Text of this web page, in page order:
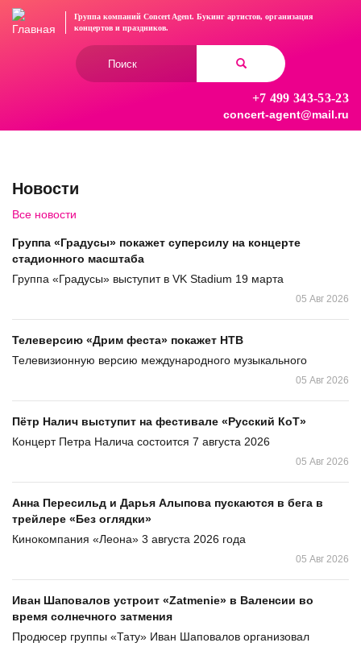
Перейти
Группа компаний Concert Agent. Букинг артистов, организация
концертови праздников.
+7 499 343-53-23
concert-agent@mail.ru
Новости
Все новости
Группа «Градусы» покажет суперсилу на концерте
стадионного масштаба
Группа «Градусы» выступит в VK Stadium 19 марта
05 Авг 2026
Телеверсию «Дрим феста» покажет НТВ
Телевизионную версию международного музыкального
05 Авг 2026
Пётр Налич выступит на фестивале «Русский КоТ»
Концерт Петра Налича состоится 7 августа 2026
05 Авг 2026
Анна Пересильд и Дарья Алыпова пускаются в бега в
трейлере «Без оглядки»
Кинокомпания «Леона» 3 августа 2026 года
05 Авг 2026
Иван Шаповалов устроит «Zatmenie» в Валенсии во
время солнечного затмения
Продюсер группы «Тату» Иван Шаповалов организовал